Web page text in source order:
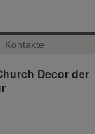
Kontakte
Decor der